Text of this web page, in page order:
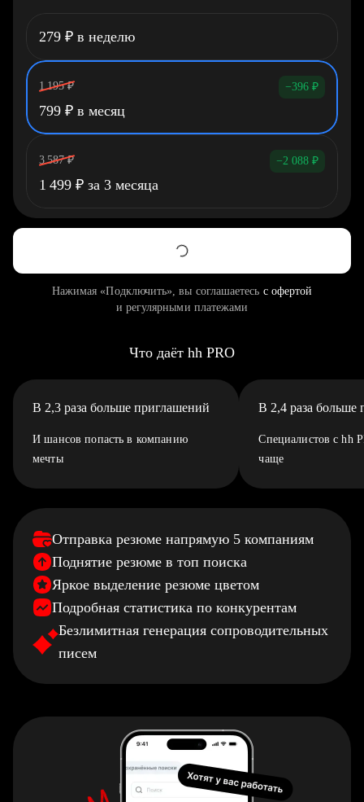
279 ₽ в неделю
1 195 ₽ −396 ₽
799 ₽ в месяц
3 587 ₽ −2 088 ₽
1 499 ₽ за 3 месяца
Нажимая «Подключить», вы соглашаетесь с офертой
и регулярными платежами
Что даёт hh PRO
В 2,3 раза больше приглашений
И шансов попасть в компанию
мечты
В 2,4 раза больше
Специалистов с hh
чаще
Отправка резюме напрямую 5 компаниям
Поднятие резюме в топ поиска
Яркое выделение резюме цветом
Подробная статистика по конкурентам
Безлимитная генерация сопроводительных
писем